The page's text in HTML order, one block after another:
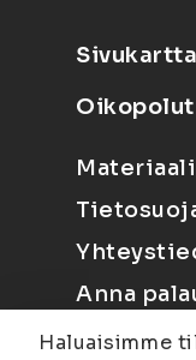
Sivukartta
Oikopolut
Anna
Haluaisimme